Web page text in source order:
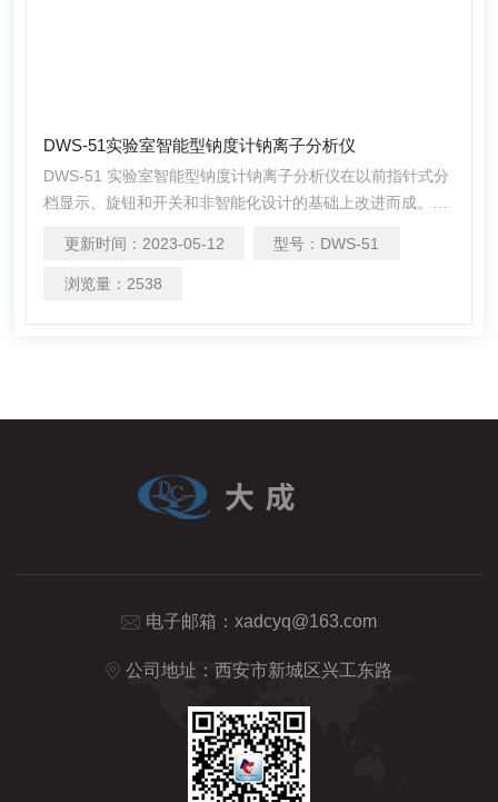
DWS-51实验室智能型钠度计钠离子分析仪
DWS-51 实验室智能型钠度计钠离子分析仪在以前指针式分
档显示、旋钮和开关和非智能化设计的基础上改进而成。配
中静态测量的性能比传统的钠表有很大的改善， 只要在使用
中注意电极的清洗，*可以得到较满意的结果。可广泛应用于
更新时间： 2023-05-12 型号： DWS-51
浏览量： 2538
电子邮箱： xadcyq@163.com
公司地址：西安市新城区兴工东路